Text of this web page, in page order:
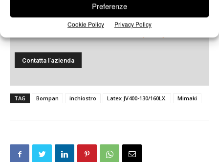
Preferenze
Cookie Policy Privacy Policy
TAG Bompan inchiostro Latex JV400-130/160LX. Mimaki